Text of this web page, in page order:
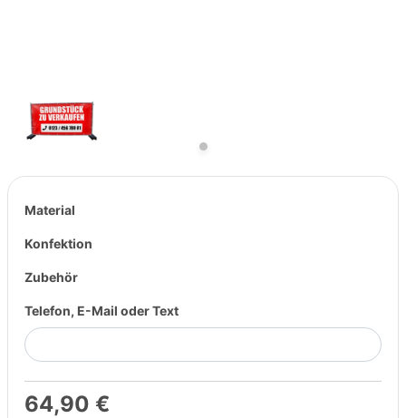
Material
Konfektion
Zubehör
Telefon, E-Mail oder Text
64,90 €